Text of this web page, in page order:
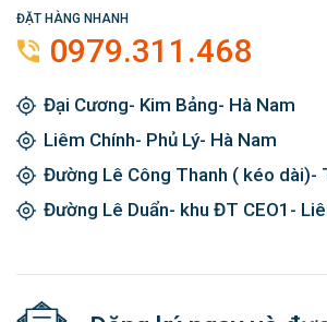
ĐẶT HÀNG NHANH
0979.311.468
Đại Cương- Kim Bảng- Hà Nam
Liêm Chính- Phủ Lý- Hà Nam
Đường Lê Công Thanh ( kéo dài)-
Đường Lê Duẩn- khu ĐT CEO1-